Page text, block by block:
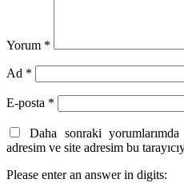
Yorum *
Ad *
E-posta *
Daha sonraki
adresim ve site adresim bu
Please enter an answer in digits: